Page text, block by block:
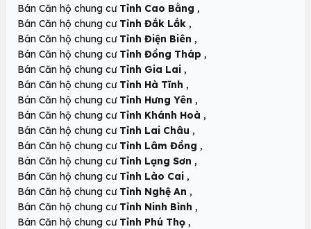
Bán Căn hộ chung cư Tỉnh Cao Bằng ,
Bán Căn hộ chung cư Tỉnh Đắk Lắk ,
Bán Căn hộ chung cư Tỉnh Điện Biên ,
Bán Căn hộ chung cư Tỉnh Đồng Tháp ,
Bán Căn hộ chung cư Tỉnh Gia Lai ,
Bán Căn hộ chung cư Tỉnh Hà Tĩnh ,
Bán Căn hộ chung cư Tỉnh Hưng Yên ,
Bán Căn hộ chung cư Tỉnh Khánh Hoà ,
Bán Căn hộ chung cư Tỉnh Lai Châu ,
Bán Căn hộ chung cư Tỉnh Lâm Đồng ,
Bán Căn hộ chung cư Tỉnh Lạng Sơn ,
Bán Căn hộ chung cư Tỉnh Lào Cai ,
Bán Căn hộ chung cư Tỉnh Nghệ An ,
Bán Căn hộ chung cư Tỉnh Ninh Bình ,
Bán Căn hộ chung cư Tỉnh Phú Thọ ,